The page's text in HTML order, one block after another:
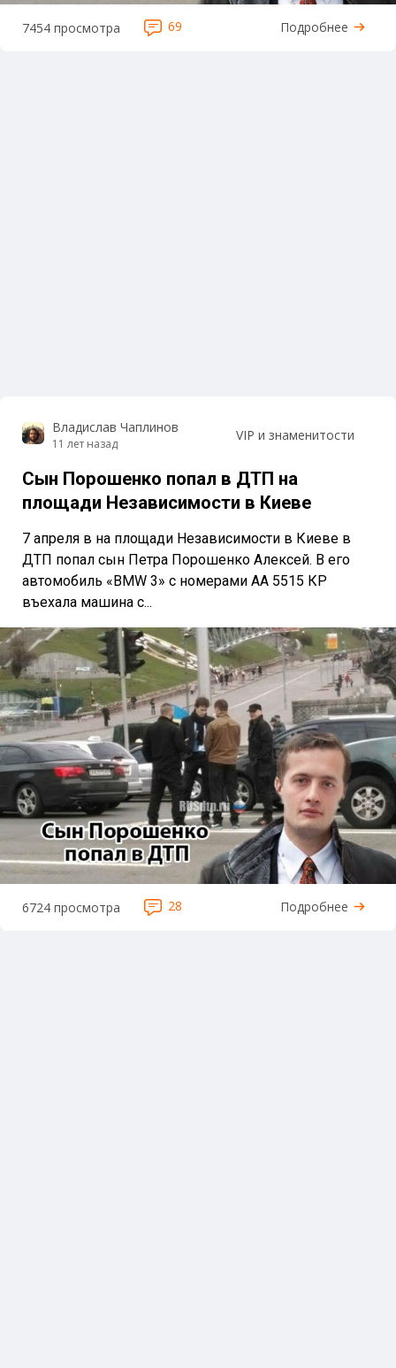
7454 просмотра 69 Подробнее
Владислав Чаплинов
11 лет назад VIP и знаменитости
Сын Порошенко попал в ДТП на
площади Независимости в Киеве
7 апреля в на площади Независимости в Киеве в
ДТП попал сын Петра Порошенко Алексей. В его
автомобиль «BMW 3» с номерами АА 5515 КР
въехала машина с...
6724 просмотра 28 Подробнее